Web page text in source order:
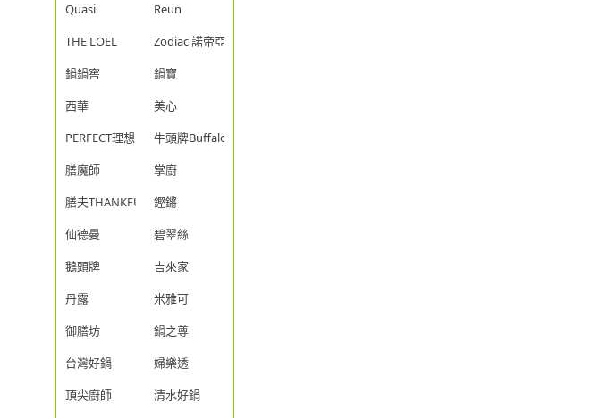
Quasi
Reun
THE LOEL
Zodiac 諾帝亞
鍋鍋窖
鍋寶
西華
美心
PERFECT理想
牛頭牌Buffalo
膳魔師
掌廚
膳夫THANKFUL
鏗鏘
仙德曼
碧翠絲
鵝頭牌
吉來家
丹露
米雅可
御膳坊
鍋之尊
台灣好鍋
婦樂透
頂尖廚師
清水好鍋